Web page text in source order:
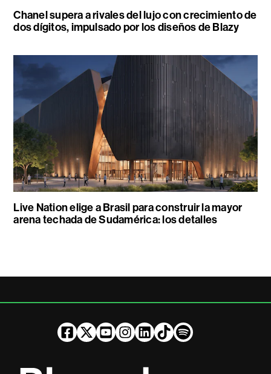
Chanel supera a rivales del lujo con crecimiento de
dos dígitos, impulsado por los diseños de Blazy
Live Nation elige a Brasil para construir la mayor
arena techada de Sudamérica: los detalles